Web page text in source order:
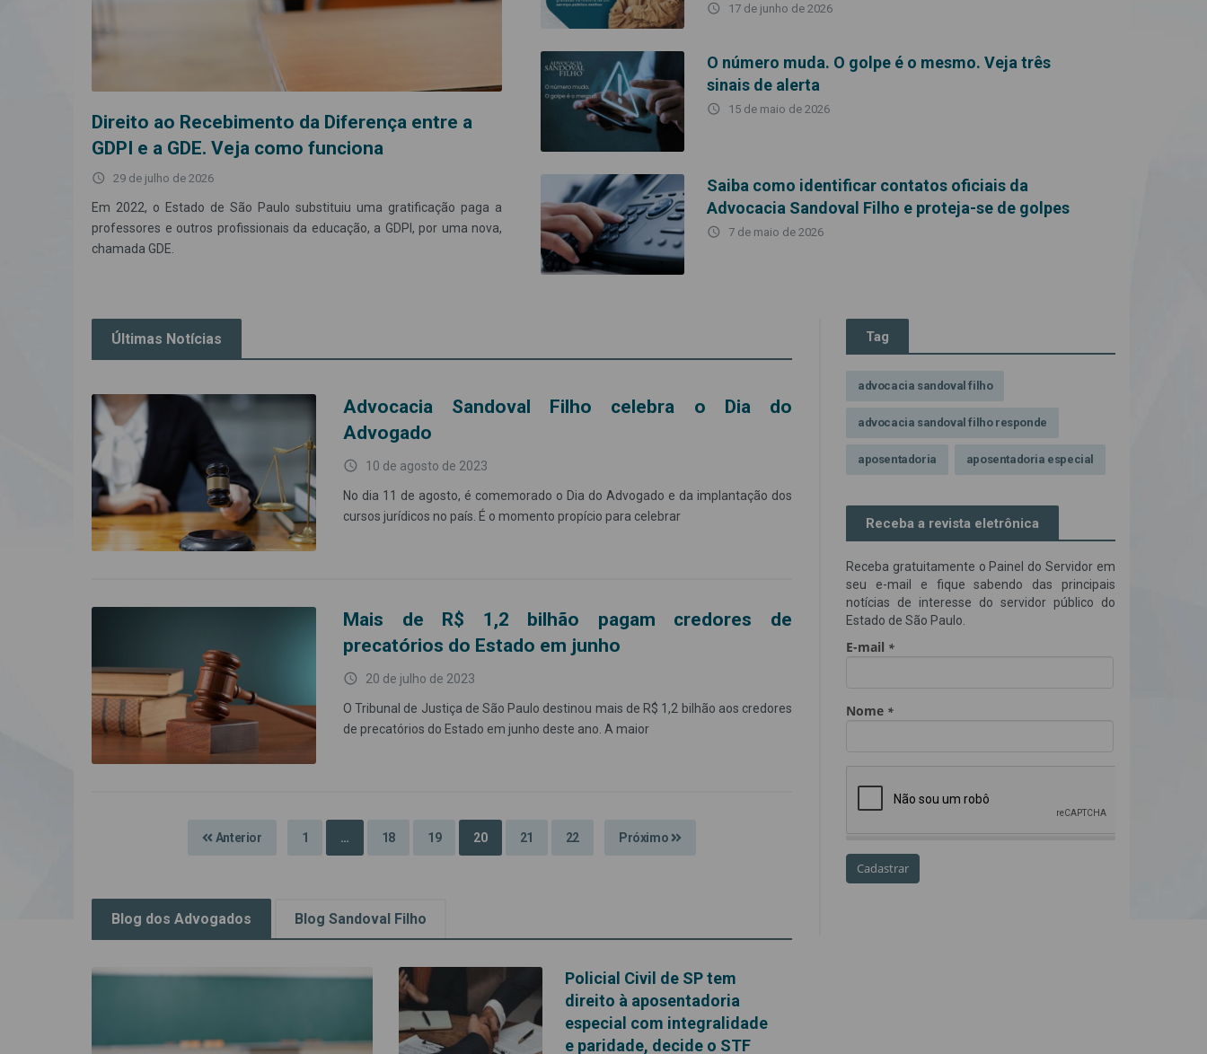
Direito ao Recebimento da Diferença entre a
GDPI e a GDE. Veja como funciona
access_time 29 de julho de 2026
Em 2022, o Estado de São Paulo substituiu uma gratificação paga a
professores e outros profissionais da educação, a GDPI, por uma nova,
chamada GDE.
access_time 17 de junho de 2026
O número muda. O golpe é o mesmo. Veja três
sinais de alerta
access_time 15 de maio de 2026
Saiba como identificar contatos oficiais da
Advocacia Sandoval Filho e proteja-se de golpes
access_time 7 de maio de 2026
Últimas Notícias
Advocacia Sandoval Filho celebra o Dia do
Advogado
access_time 10 de agosto de 2023
No dia 11 de agosto, é comemorado o Dia do Advogado e da implantação dos
cursos jurídicos no país. É o momento propício para celebrar
Mais de R$ 1,2 bilhão pagam credores de
precatórios do Estado em junho
access_time 20 de julho de 2023
O Tribunal de Justiça de São Paulo destinou mais de R$ 1,2 bilhão aos credores
de precatórios do Estado em junho deste ano. A maior
Anterior 1 … 18 19 20 21 22 Próximo
Blog dos Advogados Blog Sandoval Filho
Policial Civil de SP tem
direito à aposentadoria
especial com integralidade
e paridade, decide o STF
Tag
advocacia sandoval filho
advocacia sandoval filho responde
aposentadoria aposentadoria especial
Campanha da OAB SP CNJ
Comissão de Precatórios da OAB SP
credores prioritários
Dia dos Professores
golpe do precatório
golpes a credores
Receba a revista eletrônica
Receba gratuitamente o Painel do Servidor em
seu e-mail e fique sabendo das principais
notícias de interesse do servidor público do
Estado de São Paulo.